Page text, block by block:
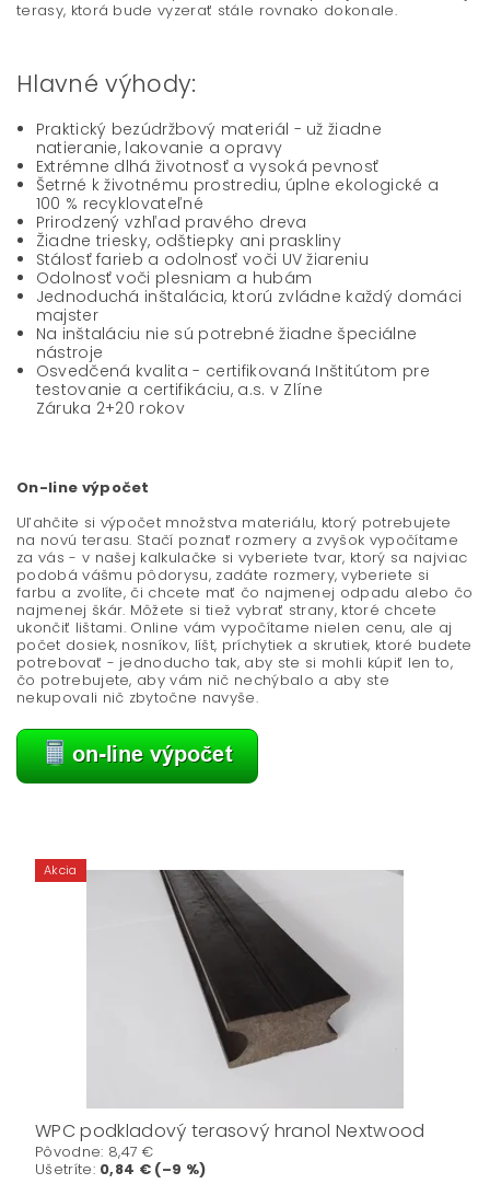
terasy, ktorá bude vyzerať stále rovnako dokonale.
Hlavné výhody:
Praktický bezúdržbový materiál - už žiadne
natieranie, lakovanie a opravy
Extrémne dlhá životnosť a vysoká pevnosť
Šetrné k životnému prostrediu, úplne ekologické a
100 % recyklovateľné
Prirodzený vzhľad pravého dreva
Žiadne triesky, odštiepky ani praskliny
Stálosť farieb a odolnosť voči UV žiareniu
Odolnosť voči plesniam a hubám
Jednoduchá inštalácia, ktorú zvládne každý domáci
majster
Na inštaláciu nie sú potrebné žiadne špeciálne
nástroje
Osvedčená kvalita - certifikovaná Inštitútom pre
testovanie a certifikáciu, a.s. v Zlíne
Záruka 2+20 rokov
On-line výpočet
Uľahčite si výpočet množstva materiálu, ktorý potrebujete
na novú terasu. Stačí poznať rozmery a zvyšok vypočítame
za vás - v našej kalkulačke si vyberiete tvar, ktorý sa najviac
podobá vášmu pôdorysu, zadáte rozmery, vyberiete si
farbu a zvolíte, či chcete mať čo najmenej odpadu alebo čo
najmenej škár. Môžete si tiež vybrať strany, ktoré chcete
ukončiť lištami. Online vám vypočítame nielen cenu, ale aj
počet dosiek, nosníkov, líšt, príchytiek a skrutiek, ktoré budete
potrebovať - jednoducho tak, aby ste si mohli kúpiť len to,
čo potrebujete, aby vám nič nechýbalo a aby ste
nekupovali nič zbytočne navyše.
Akcia
WPC podkladový terasový hranol Nextwood
Pôvodne: 8,47 €
Ušetríte: 0,84 € (–9 %)